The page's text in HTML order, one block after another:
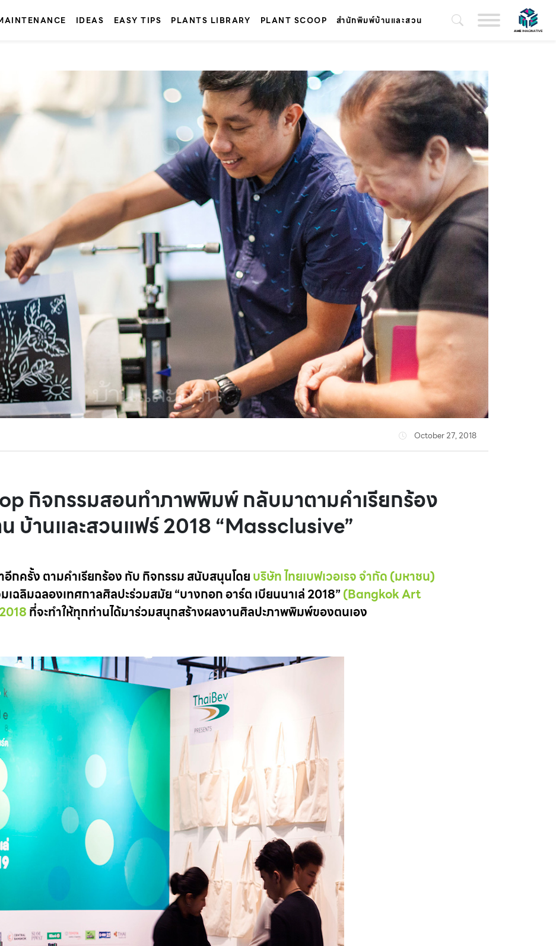
IDEAS EASY TIPS PLANTS LIBRARY PLANT SCOOP สำนักพิมพ์บ้านและสวน
October 27, 2018
กิจกรรมสอนทำภาพพิมพ์ กลับมาตามคำเรียกร้อง
บ้านและสวนแฟร์ 2018 “Massclusive”
กครั้ง ตามคำเรียกร้อง กับ กิจกรรม สนับสนุนโดยบริษัท ไทยเบฟเวอเรจ จำกัด (มหาชน)
เฉลิมฉลองเทศกาลศิลปะร่วมสมัย “บางกอก อาร์ต เบียนนาเล่ 2018”(Bangkok Art
ที่จะทำให้ทุกท่านได้มาร่วมสนุกสร้างผลงานศิลปะภาพพิมพ์ของตนเอง